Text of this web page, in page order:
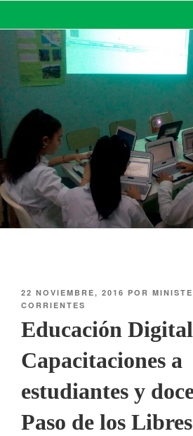
MINISTERIO DE
DE CORRIENTES
22 NOVIEMBRE, 2016 POR
CORRIENTES
Educación
Capacitaciones a
estudiantes y
Paso de los Libres